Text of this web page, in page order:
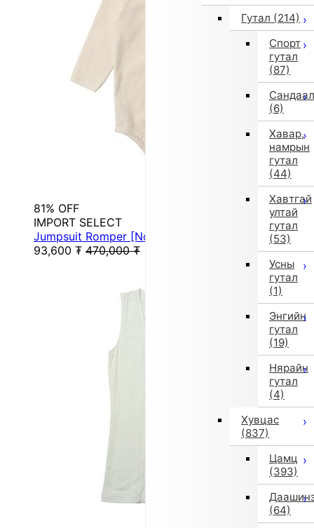
Гутал (214)
Спорт
гутал
(87)
Сандаал
(6)
Хавар,
намрын
гутал
(44)
Хавтгай
ултай
гутал
(53)
Усны
гутал
(1)
Энгийн
гутал
(19)
Нярайн
гутал
(4)
Хувцас
(837)
Цамц
(393)
(64)
81% OFF
IMPORT SELECT
Jumpsuit Romper [Non-Returnable Item]
93,600 ₮ 470,000 ₮